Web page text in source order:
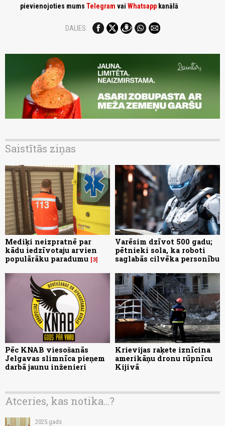
pievienojoties mums Telegram vai Whatsapp kanālā
DALIES:
Saistītās ziņas
Mediķi neizpratnē par
kādu iedzīvotaju arvien
populārāku paradumu 3
Varēsim dzīvot 500 gadu;
pētnieki sola, ka roboti
saglabās cilvēka personību
Pēc KNAB viesošanās
Jelgavas slimnīca pieņem
darbā jaunu inženieri
Krievijas raķete iznīcina
amerikāņu dronu rūpnīcu
Kijivā
Atceries, kas notika...?
2025.gads